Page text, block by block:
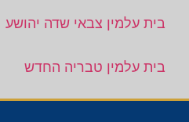
בית עלמין צבאי שדה יהושע
בית עלמין טבריה החדש